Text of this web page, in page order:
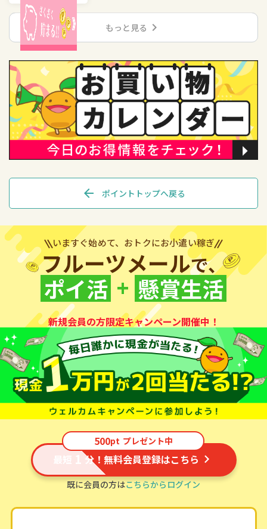
もっと見る chevron_right
arrow_back ポイントトップへ戻る
いますぐ始めて、おトクにお小遣い稼ぎ
フルーツメールで、
ポイ活 + 懸賞生活
新規会員の方限定キャンペーン開催中！
500pt プレゼント中
最短 1 分！無料会員登録はこちら
既に会員の方はこちらからログイン